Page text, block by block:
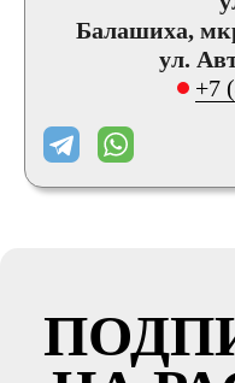
Балашиха,
ул.
+7